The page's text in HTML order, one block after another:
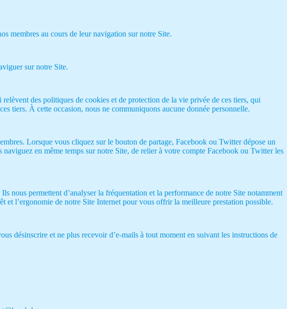
membres au cours de leur navigation sur notre Site.
sur notre Site.
des politiques de cookies et de protection de la vie privée de ces tiers, qui
tiers. À cette occasion, nous ne communiquons aucune donnée personnelle.
Lorsque vous cliquez sur le bouton de partage, Facebook ou Twitter dépose un
en même temps sur notre Site, de relier à votre compte Facebook ou Twitter les
nous permettent d’analyser la fréquentation et la performance de notre Site notamment
et l’ergonomie de notre Site Internet pour vous offrir la meilleure prestation possible.
désinscrire et ne plus recevoir d’e-mails à tout moment en suivant les instructions de